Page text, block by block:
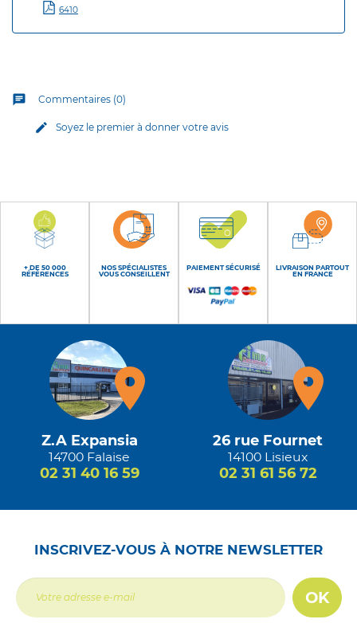
6410
chat Commentaires (0)
edit Soyez le premier à donner votre avis
+ DE 50 000
RÉFÉRENCES
NOS SPÉCIALISTES
VOUS CONSEILLENT
PAIEMENT SÉCURISÉ
LIVRAISON PARTOUT
EN FRANCE
Z.A Expansia
14700 Falaise
02 31 40 16 59
26 rue Fournet
14100 Lisieux
02 31 61 56 72
INSCRIVEZ-VOUS À NOTRE NEWSLETTER
OK